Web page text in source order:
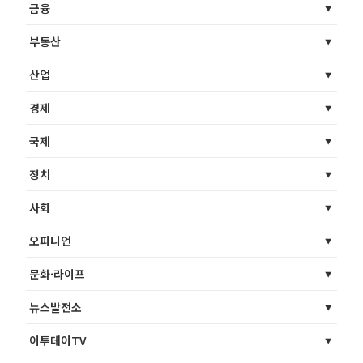
금융
부동산
산업
경제
국제
정치
사회
오피니언
문화·라이프
뉴스발전소
이투데이TV